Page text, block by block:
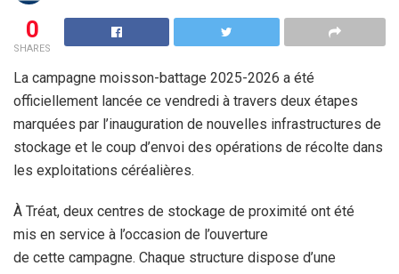
0
SHARES
La campagne moisson-battage 2025-2026 a été
officiellement lancée ce vendredi à travers deux étapes
marquées par l’inauguration de nouvelles infrastructures de
stockage et le coup d’envoi des opérations de récolte dans
les exploitations céréalières.
À Tréat, deux centres de stockage de proximité ont été
mis en service à l’occasion de l’ouverture
de cette campagne. Chaque structure dispose d’une